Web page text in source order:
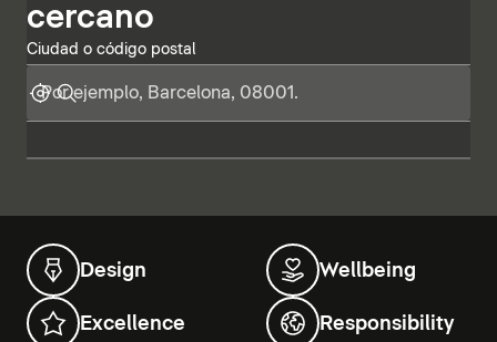
cercano
Ciudad o código postal
Design Wellbeing
Excellence Responsibility